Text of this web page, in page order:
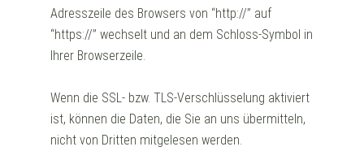
Adresszeile des Browsers von “http://” auf
“https://” wechselt und an dem Schloss-Symbol in
Ihrer Browserzeile.
Wenn die SSL- bzw. TLS-Verschlüsselung aktiviert
ist, können die Daten, die Sie an uns übermitteln,
nicht von Dritten mitgelesen werden.